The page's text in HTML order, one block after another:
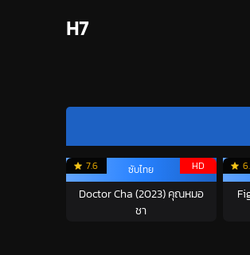
H7
7.6 HD
ซับไทย
Doctor Cha (2023) คุณหมอ
ชา